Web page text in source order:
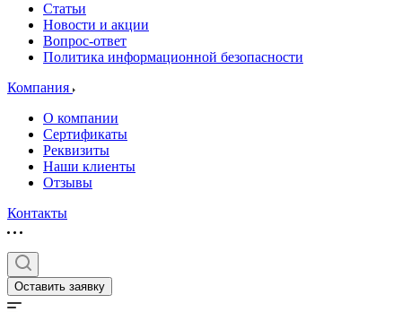
Статьи
Новости и акции
Вопрос-ответ
Политика информационной безопасности
Компания
О компании
Сертификаты
Реквизиты
Наши клиенты
Отзывы
Контакты
Оставить заявку